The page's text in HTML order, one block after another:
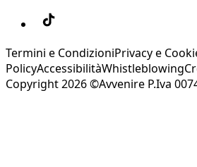
Termini e CondizioniPrivacy e
PolicyAccessibilitàWhistleblowing
Copyright 2026 ©Avvenire P.Iva